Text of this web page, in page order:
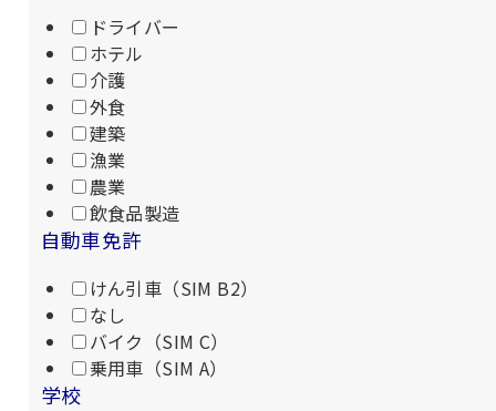
ドライバー
ホテル
介護
外食
建築
漁業
農業
飲食品製造
自動車免許
けん引車（SIM B2）
なし
バイク（SIM C）
乗用車（SIM A）
学校